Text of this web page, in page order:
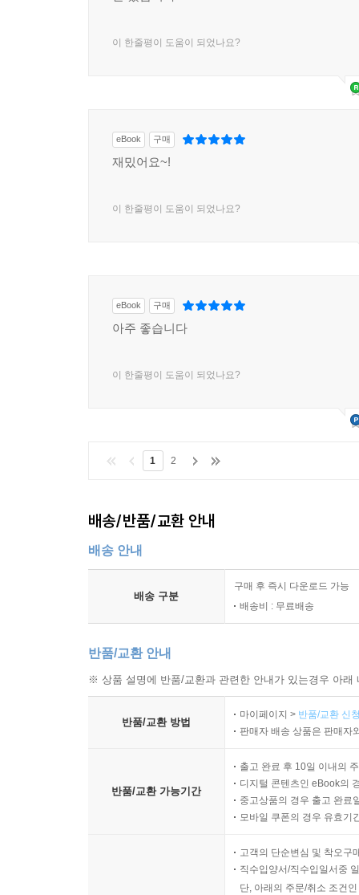
이 한줄평이 도움이 되었나요?
eBook 구매
재밌어요~!
이 한줄평이 도움이 되었나요?
eBook 구매
아주 좋습니다
이 한줄평이 도움이 되었나요?
1 2
배송/반품/교환 안내
배송 안내
배송 구분
구매 후 즉시 다운로드 가능
배송비 : 무료배송
반품/교환 안내
※ 상품 설명에 반품/교환과 관련한 안내가 있는경우 아
반품/교환 방법
마이페이지 > 반품/교환 신
판매자 배송 상품은 판매자
반품/교환 가능기간
출고 완료 후 10일 이내의
디지털 콘텐츠인 eBook의
중고상품의 경우 출고 완료
모바일 쿠폰의 경우 유효기
고객의 단순변심 및 착오구
직수입양서/직수입일서중
단, 아래의 주문/취소 조건